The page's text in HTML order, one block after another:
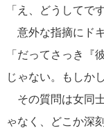
「え、どうしてで
意外な指摘にドキ
「だってさっき『
じゃない。もしか
その質問は女同
ゃなく、どこか深